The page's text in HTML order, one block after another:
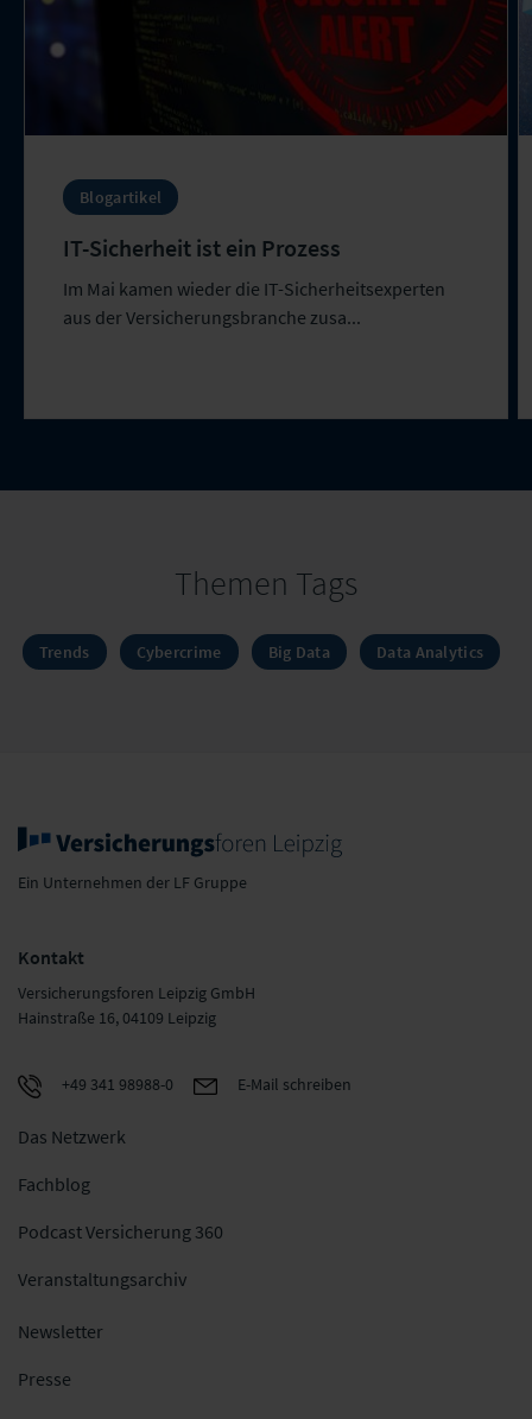
Blogartikel
IT-Sicherheit ist ein Prozess
Im Mai kamen wieder die IT-Sicherheitsexperten
aus der Versicherungsbranche zusa...
Themen Tags
Trends Cybercrime Big Data Data Analytics
Ein Unternehmen der LF Gruppe
Kontakt
Versicherungsforen Leipzig GmbH
Hainstraße 16, 04109 Leipzig
+49 341 98988-0 E-Mail schreiben
Das Netzwerk
Fachblog
Podcast Versicherung 360
Veranstaltungsarchiv
Newsletter
Presse